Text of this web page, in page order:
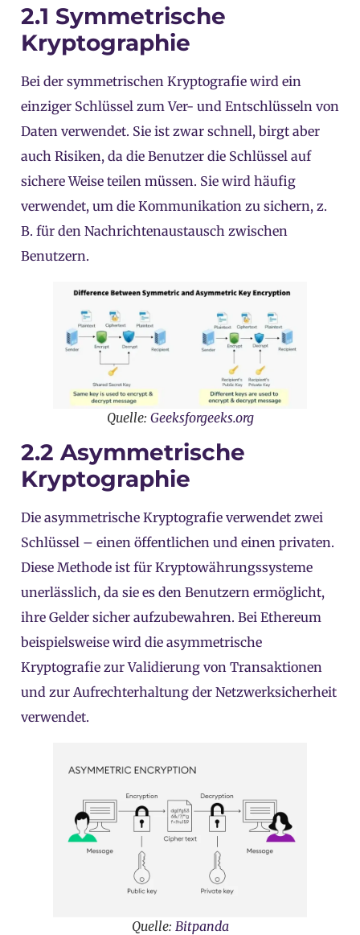
2.1 Symmetrische
Kryptographie
Bei der symmetrischen Kryptografie wird ein
einziger Schlüssel zum Ver- und Entschlüsseln von
Daten verwendet. Sie ist zwar schnell, birgt aber
auch Risiken, da die Benutzer die Schlüssel auf
sichere Weise teilen müssen. Sie wird häufig
verwendet, um die Kommunikation zu sichern, z.
B. für den Nachrichtenaustausch zwischen
Benutzern.
Quelle: Geeksforgeeks.org
2.2 Asymmetrische
Kryptographie
Die asymmetrische Kryptografie verwendet zwei
Schlüssel – einen öffentlichen und einen privaten.
Diese Methode ist für Kryptowährungssysteme
unerlässlich, da sie es den Benutzern ermöglicht,
ihre Gelder sicher aufzubewahren. Bei Ethereum
beispielsweise wird die asymmetrische
Kryptografie zur Validierung von Transaktionen
und zur Aufrechterhaltung der Netzwerksicherheit
verwendet.
Quelle: Bitpanda